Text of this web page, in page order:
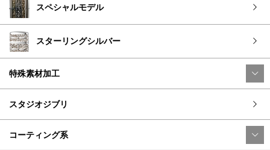
スペシャルモデル
スターリングシルバー
特殊素材加工
スタジオジブリ
コーティング系